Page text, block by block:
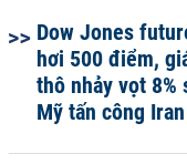
Dow Jones
hơi 500 điểm,
thô nhảy vọt 8%
Mỹ tấn công Iran